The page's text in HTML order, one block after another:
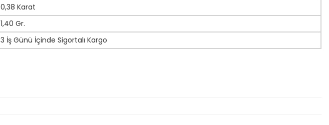
0,38 Karat
1,40 Gr.
3 İş Günü İçinde Sigortalı Kargo